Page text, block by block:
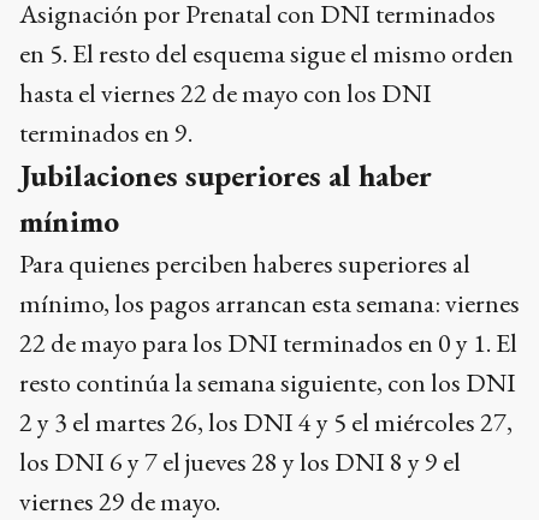
Asignación por Prenatal con DNI terminados
en 5. El resto del esquema sigue el mismo orden
hasta el viernes 22 de mayo con los DNI
terminados en 9.
Jubilaciones superiores al haber
mínimo
Para quienes perciben haberes superiores al
mínimo, los pagos arrancan esta semana: viernes
22 de mayo para los DNI terminados en 0 y 1. El
resto continúa la semana siguiente, con los DNI
2 y 3 el martes 26, los DNI 4 y 5 el miércoles 27,
los DNI 6 y 7 el jueves 28 y los DNI 8 y 9 el
viernes 29 de mayo.